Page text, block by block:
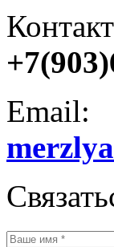
Email: